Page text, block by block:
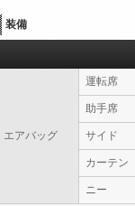
装備
エアバッグ
運転席
助手席
サイド
カーテン
ニー